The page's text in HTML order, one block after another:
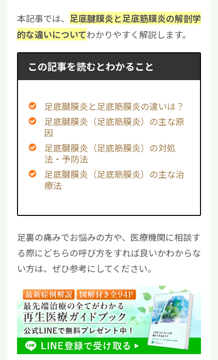
本記事では、 足底腱膜炎と足底筋膜炎の解剖学
的な違いについてわかりやすく解説します。
この記事を読むとわかること
足底腱膜炎と足底筋膜炎の違いは？
足底腱膜炎（足底筋膜炎）の主な原
因
足底腱膜炎（足底筋膜炎）の対処
法・予防法
足底腱膜炎（足底筋膜炎）の主な治
療法
足裏の痛みでお悩みの方や、医療機関に相談す
る際にどちらの呼び方をすれば良いかわからな
い方は、ぜひ参考にしてください。